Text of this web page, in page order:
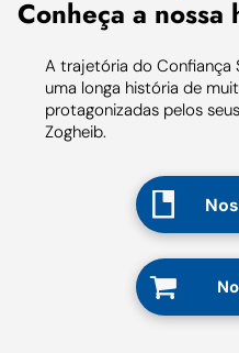
Conheça a
A trajetória do Confiança
uma longa história de
protagonizadas pelos
Zogheib.